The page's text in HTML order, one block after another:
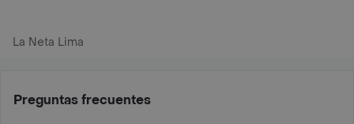
La Neta Lima
Preguntas frecuentes